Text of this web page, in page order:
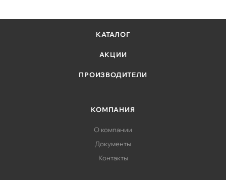
КАТАЛОГ
АКЦИИ
ПРОИЗВОДИТЕЛИ
КОМПАНИЯ
О компании
Документы
Контакты